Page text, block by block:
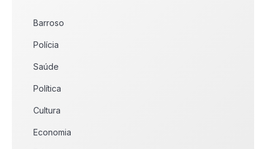
Barroso
Polícia
Saúde
Política
Cultura
Economia